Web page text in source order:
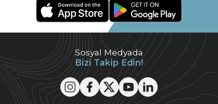
Sosyal Medyada
Bizi Takip Edin!